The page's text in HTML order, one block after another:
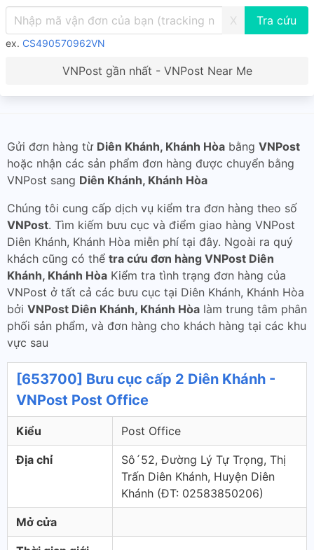
X
ex. CS490570962VN
VNPost gần nhất - VNPost Near Me
Gửi đơn hàng từ Diên Khánh, Khánh Hòa bằng VNPost
hoặc nhận các sản phẩm đơn hàng được chuyển bằng
VNPost sang Diên Khánh, Khánh Hòa
Chúng tôi cung cấp dịch vụ kiểm tra đơn hàng theo số
VNPost. Tìm kiếm bưu cục và điểm giao hàng VNPost
Diên Khánh, Khánh Hòa miễn phí tại đây. Ngoài ra quý
khách cũng có thể tra cứu đơn hàng VNPost Diên
Khánh, Khánh Hòa Kiểm tra tình trạng đơn hàng của
VNPost ở tất cả các bưu cục tại Diên Khánh, Khánh Hòa
bởi VNPost Diên Khánh, Khánh Hòa làm trung tâm phân
phối sản phẩm, và đơn hàng cho khách hàng tại các khu
vực sau
[653700] Bưu cục cấp 2 Diên Khánh -
VNPost Post Office
Kiểu Post Office
Địa chỉ
Sô´52, Đường Lý Tự Trọng, Thị
Trấn Diên Khánh, Huyện Diên
Khánh (ÐT: 02583850206)
Mở cửa